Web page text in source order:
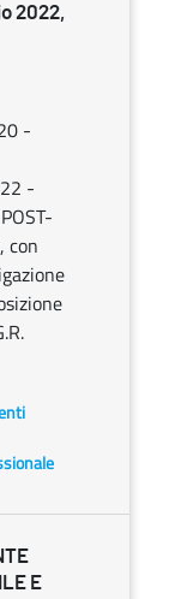
2022,
-
-
con
E